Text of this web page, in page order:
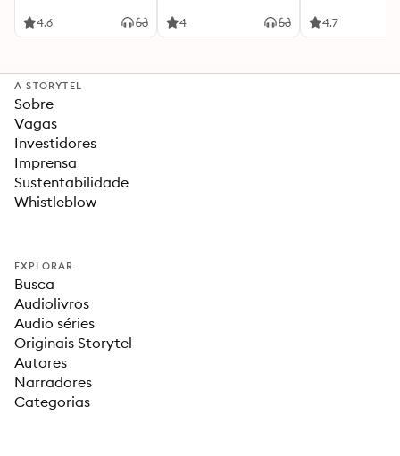
4.6 4 4.7
A STORYTEL
Sobre
Vagas
Investidores
Imprensa
Sustentabilidade
Whistleblow
EXPLORAR
Busca
Audiolivros
Audio séries
Originais Storytel
Autores
Narradores
Categorias